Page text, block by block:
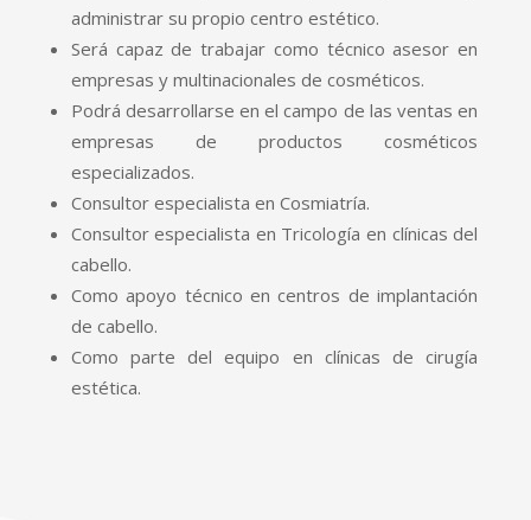
administrar su propio centro estético.
Será capaz de trabajar como técnico asesor en
empresas y multinacionales de cosméticos.
Podrá desarrollarse en el campo de las ventas en
empresas de productos cosméticos
especializados.
Consultor especialista en Cosmiatría.
Consultor especialista en Tricología en clínicas del
cabello.
Como apoyo técnico en centros de implantación
de cabello.
Como parte del equipo en clínicas de cirugía
estética.